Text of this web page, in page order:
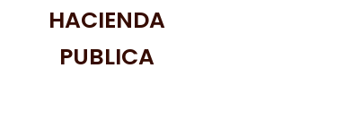
HACIENDA
PUBLICA